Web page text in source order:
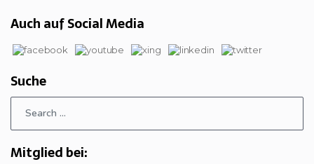
Auch auf Social Media
Suche
Mitglied bei: